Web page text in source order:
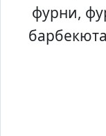
фурни,